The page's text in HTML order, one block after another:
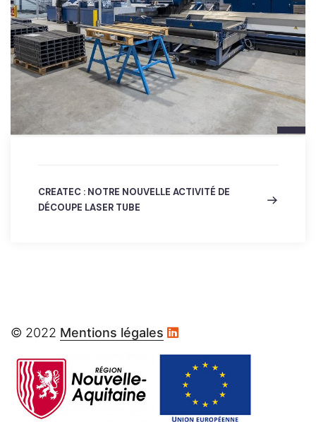
CREATEC : NOTRE NOUVELLE ACTIVITÉ DE
DÉCOUPE LASER TUBE
© 2022 Mentions légales